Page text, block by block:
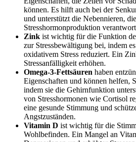
können. Es hilft auch bei der
und unterstützt die Nebennieren,
Stresshormonproduktion
Zink ist wichtig für die Funktion
zur Stressbewältigung bei, indem
oxidativem Stress reduziert. Ein
Stressanfälligkeit erhöhen.
Omega-3-Fettsäuren haben
Eigenschaften und können helfen,
indem sie die Gehirnfunktion
von Stresshormonen wie Cortisol
eine gesunde Stimmung und
Angstzuständen.
Vitamin D ist wichtig für die
Wohlbefinden. Ein Mangel an